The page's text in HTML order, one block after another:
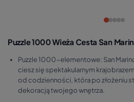
Puzzle 1000 Wieża Cesta San
Puzzle 1000-elementowe: San
ciesz się spektakularnym
od codzienności, która po złożeniu
dekoracją twojego wnętrza.